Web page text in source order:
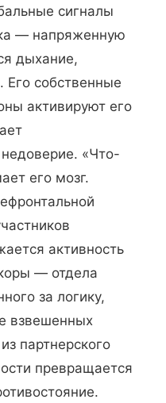
сигналы
— напряженную
дыхание,
Его собственные
активируют его
«Что-
его мозг.
активность
— отдела
за логику,
взвешенных
партнерского
превращается